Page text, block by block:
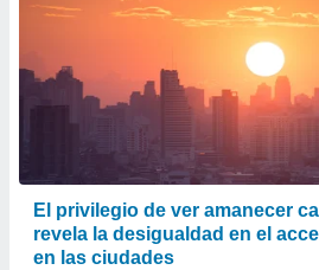
El privilegio de ver amanecer
revela la desigualdad en el
en las ciudades